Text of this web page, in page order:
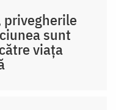
privegherile
sunt
viața